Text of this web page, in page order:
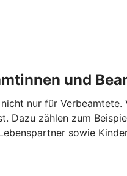
und
nur für
zählen zum
sowie